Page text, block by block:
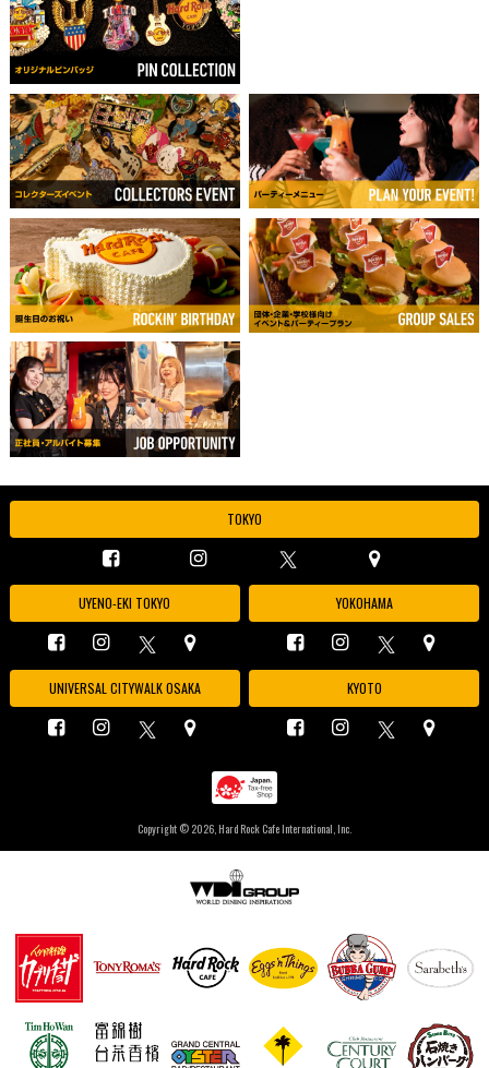
TOKYO
UYENO-EKI TOKYO YOKOHAMA
UNIVERSAL CITYWALK OSAKA KYOTO
Copyright © 2026, Hard Rock Cafe International, Inc.